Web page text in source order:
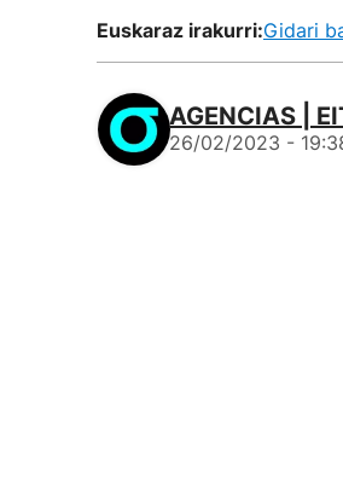
Euskaraz irakurri:Gidari
AGENCIAS |
26/02/2023 -